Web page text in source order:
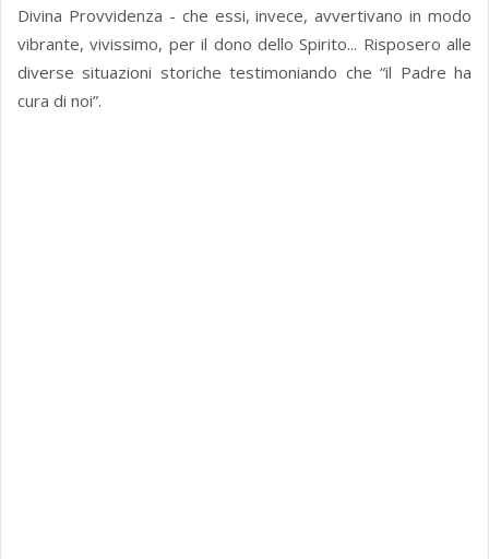
Divina Provvidenza - che essi, invece, avvertivano in modo
vibrante, vivissimo, per il dono dello Spirito... Risposero alle
diverse situazioni storiche testimoniando che “il Padre ha
cura di noi”.